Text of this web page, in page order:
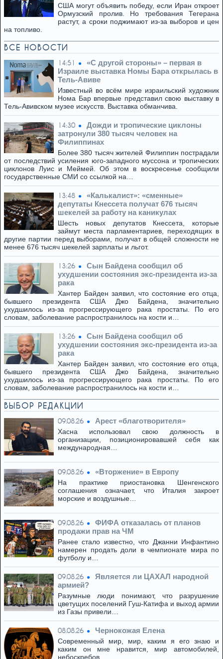
США могут объявить победу, если Иран откроет
Ормузский пролив. Но требования Тегерана
растут, а сроки поджимают из-за выборов и цен
на топливо.
ВСЕ НОВОСТИ
14:51
«С другой стороны» – первая в
Израиле выставка Номы Бара открылась в
Тель-Авиве
Известный во всём мире израильский художник
Нома Бар впервые представил свою выставку в
Тель-Авивском музее искусств. Выставка обманчива.
14:30
Дожди и тропические циклоны
затронули 380 тысяч человек на
Филиппинах
Более 380 тысяч жителей Филиппин пострадали
от последствий усиления юго-западного муссона и тропических
циклонов Луис и Меймей. Об этом в воскресенье сообщили
государственные СМИ со ссылкой на…
13:48
«Калькалист»: «сменные»
депутаты Кнессета получат 676 тысяч
шекелей за работу на каникулах
Шесть новых депутатов Кнессета, которые
займут места парламентариев, переходящих в
другие партии перед выборами, получат в общей сложности не
менее 676 тысяч шекелей зарплаты и льгот.
13:26
Сын Байдена сообщил об
ухудшении состояния экс-президента из-за
рака
Хантер Байден заявил, что состояние его отца,
бывшего президента США Джо Байдена, значительно
ухудшилось из-за прогрессирующего рака простаты. По его
словам, заболевание распространилось на кости и…
13:26
Сын Байдена сообщил об
ухудшении состояния экс-президента из-за
рака
Хантер Байден заявил, что состояние его отца,
бывшего президента США Джо Байдена, значительно
ухудшилось из-за прогрессирующего рака простаты. По его
словам, заболевание распространилось на кости и…
ВЫБОР РЕДАКЦИИ
09.08.26 Арест «благотворителя»
Хасна использовал свою должность в
организации, позиционировавшей себя как
международная…
09.08.26 «Вторжение» в Европу
На практике приостановка Шенгенского
соглашения означает, что Италия закроет
морские и воздушные…
09.08.26
ФИФА отказалась от планов
продажи прав на ЧМ
Ранее стало известно, что Джанни Инфантино
намерен продать доли в чемпионате мира по
футболу и…
09.08.26
Является ли ЦАХАЛ народной
армией?
Разумные люди понимают, что разрушение
цветущих поселений Гуш-Катифа и выход армии
из Газы привели…
08.08.26 Чернокожая Елена
Современный мир, мир, каким я его знаю и
каким он мне нравится, мир автомобилей,
небоскребов,…